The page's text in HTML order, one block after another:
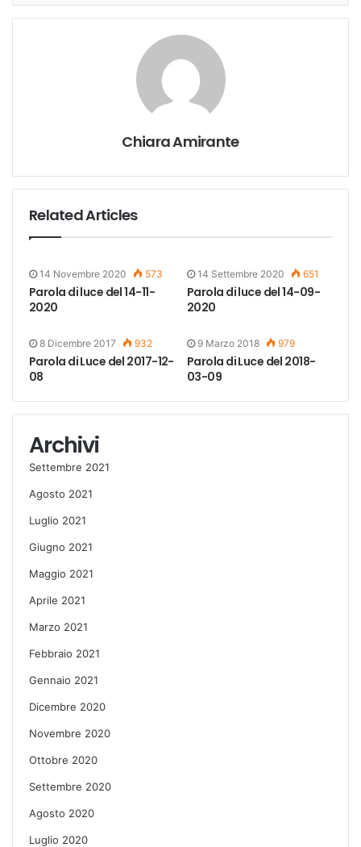
Chiara Amirante
Related Articles
14 Novembre 2020 573
Parola di luce del 14-11-
2020
14 Settembre 2020 651
Parola di luce del 14-09-
2020
8 Dicembre 2017 932
Parola di Luce del 2017-12-
08
9 Marzo 2018 979
Parola di Luce del 2018-
03-09
Archivi
Settembre 2021
Agosto 2021
Luglio 2021
Giugno 2021
Maggio 2021
Aprile 2021
Marzo 2021
Febbraio 2021
Gennaio 2021
Dicembre 2020
Novembre 2020
Ottobre 2020
Settembre 2020
Agosto 2020
Luglio 2020